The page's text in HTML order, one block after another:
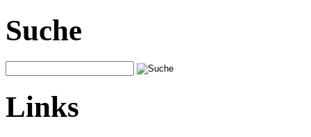
Suche
Links